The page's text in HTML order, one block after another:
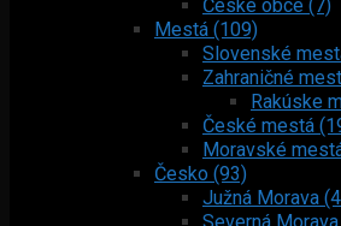
České obce (7)
Mestá (109)
Slovenské
Zahraničné
Rakúske
České mestá
Moravské
Česko (93)
Južná Morava